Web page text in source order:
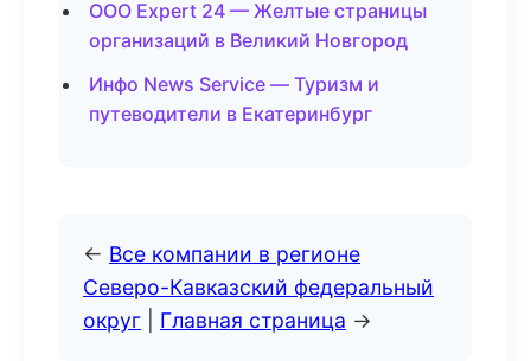
ООО Expert 24 — Желтые страницы
организаций в Великий Новгород
Инфо News Service — Туризм и
путеводители в Екатеринбург
← Все компании в регионе
Северо-Кавказский федеральный
округ
Главная страница →